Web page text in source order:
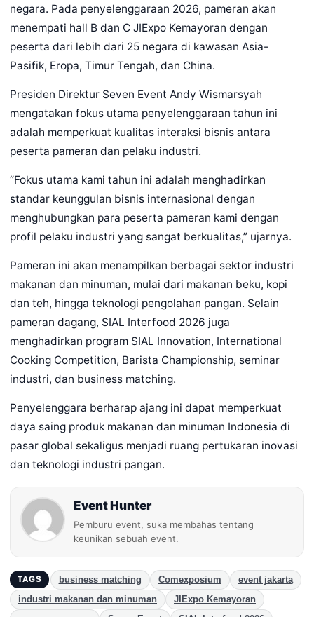
negara. Pada penyelenggaraan 2026, pameran akan
menempati hall B dan C JIExpo Kemayoran dengan
peserta dari lebih dari 25 negara di kawasan Asia-
Pasifik, Eropa, Timur Tengah, dan China.
Presiden Direktur Seven Event Andy Wismarsyah
mengatakan fokus utama penyelenggaraan tahun ini
adalah memperkuat kualitas interaksi bisnis antara
peserta pameran dan pelaku industri.
“Fokus utama kami tahun ini adalah menghadirkan
standar keunggulan bisnis internasional dengan
menghubungkan para peserta pameran kami dengan
profil pelaku industri yang sangat berkualitas,” ujarnya.
Pameran ini akan menampilkan berbagai sektor industri
makanan dan minuman, mulai dari makanan beku, kopi
dan teh, hingga teknologi pengolahan pangan. Selain
pameran dagang, SIAL Interfood 2026 juga
menghadirkan program SIAL Innovation, International
Cooking Competition, Barista Championship, seminar
industri, dan business matching.
Penyelenggara berharap ajang ini dapat memperkuat
daya saing produk makanan dan minuman Indonesia di
pasar global sekaligus menjadi ruang pertukaran inovasi
dan teknologi industri pangan.
Event Hunter
Pemburu event, suka membahas tentang
keunikan sebuah event.
TAGS business matching Comexposium
event jakarta
industri makanan dan minuman
JIExpo Kemayoran